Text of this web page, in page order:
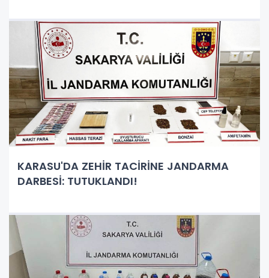
KARASU'DA ZEHİR TACİRİNE JANDARMA
DARBESİ: TUTUKLANDI!